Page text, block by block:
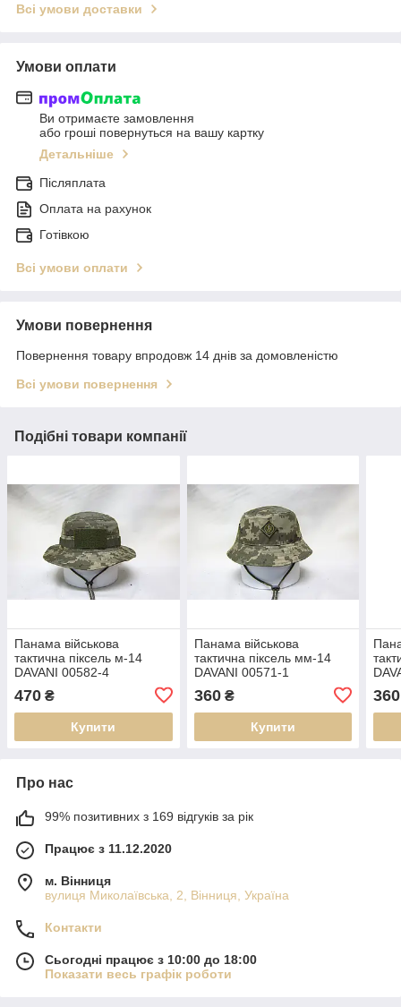
Всі умови доставки
Умови оплати
Ви отримаєте замовлення
або гроші повернуться на вашу картку
Детальніше
Післяплата
Оплата на рахунок
Готівкою
Всі умови оплати
Умови повернення
Повернення товару впродовж 14 днів за домовленістю
Всі умови повернення
Подібні товари компанії
Панама військова
тактична піксель м-14
DAVANI 00582-4
470 ₴
Купити
Панама військова
тактична піксель мм-14
DAVANI 00571-1
360₴
Купити
360
Про нас
99% позитивних з 169 відгуків за рік
Працює з 11.12.2020
м. Вінниця
вулиця Миколаївська, 2, Вінниця, Україна
Контакти
Сьогодні працює з 10:00 до 18:00
Показати весь графік роботи